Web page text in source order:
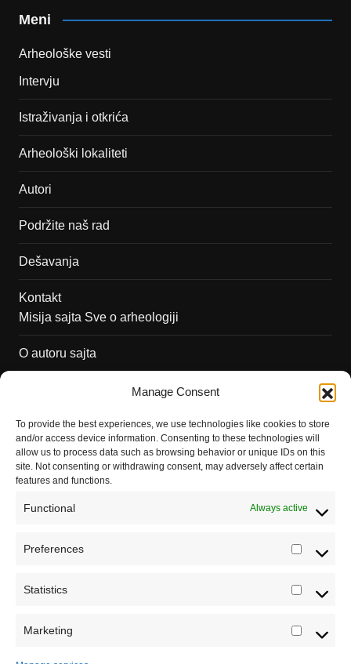
Manage Consent
To provide the best experiences, we use technologies like cookies to store
and/or access device information. Consenting to these technologies will
allow us to process data such as browsing behavior or unique IDs on this
site. Not consenting or withdrawing consent, may adversely affect certain
features and functions.
Functional Always active
Preferences
Statistics
Marketing
Meni
Arheološke vesti
Intervju
Istraživanja i otkrića
Arheološki lokaliteti
Autori
Podržite naš rad
Dešavanja
Kontakt
Misija sajta Sve o arheologiji
O autoru sajta
Saradnja